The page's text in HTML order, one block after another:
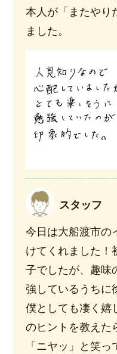
本人が「またやり
ました。
スタッフ
今日は大船渡市の
けてくれました！
子でしたが、趣味
強しているうちに
僕としても凄く嬉
のヒントを教えた
「ニヤッ」と笑